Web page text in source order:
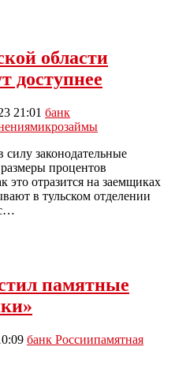
области
доступнее
21:01 банк
микрозаймы
законодательные
процентов
это отразится на заемщиках
в тульском отделении
памятные
банк Россиипамятная